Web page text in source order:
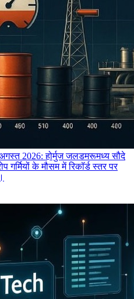
2026: होर्मुज जलडमरूमध्य सौदे
गर्मियों के मौसम में रिकॉर्ड स्तर पर